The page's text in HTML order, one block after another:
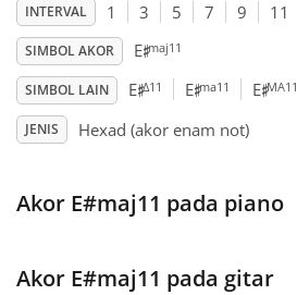
Français
한국어
INTERVAL 1 3 5 7 9 11
SIMBOL AKOR E♯maj11
SIMBOL LAIN E♯Δ11 E♯ma11 E♯MA11
JENIS Hexad (akor enam not)
Akor E#maj11 pada piano
Akor E#maj11 pada gitar